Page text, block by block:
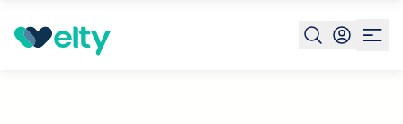
Prenota visita Curno